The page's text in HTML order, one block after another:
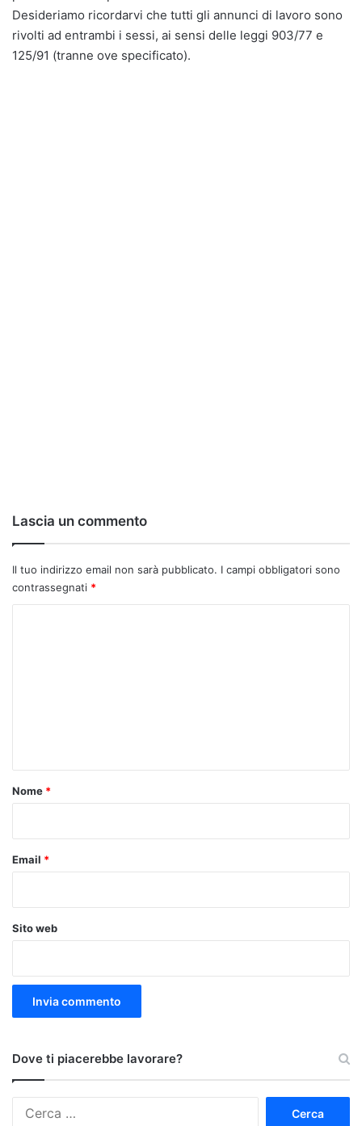
Desideriamo ricordarvi che tutti gli annunci di lavoro sono
rivolti ad entrambi i sessi, ai sensi delle leggi 903/77 e
125/91 (tranne ove specificato).
Lascia un commento
Il tuo indirizzo email non sarà pubblicato. I campi obbligatori sono
contrassegnati *
o
Nome *
Email *
Sito web
Dove ti piacerebbe lavorare?